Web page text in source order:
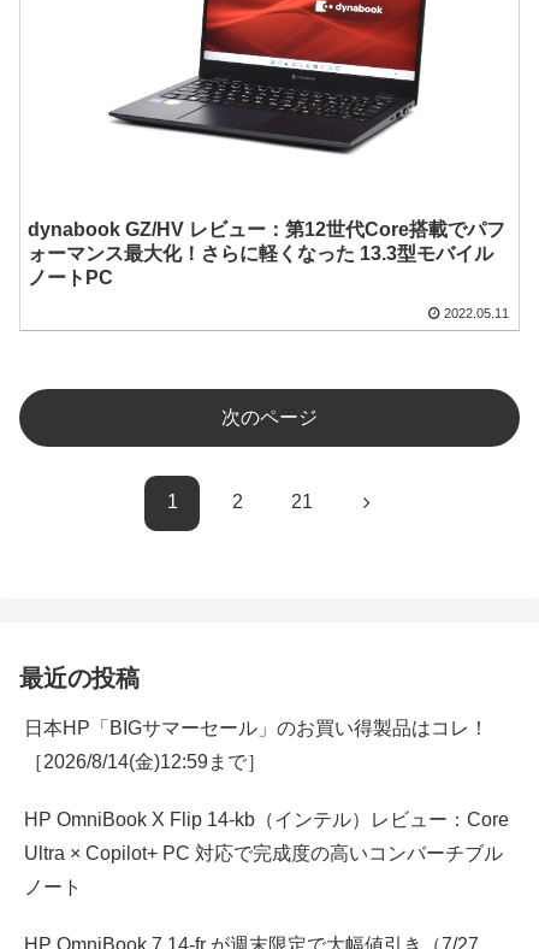
dynabook GZ/HV レビュー：第12世代Core搭載でパフ
ォーマンス最大化！さらに軽くなった 13.3型モバイル
ノートPC
2022.05.11
次のページ
1 2 21 次
最近の投稿
日本HP「BIGサマーセール」のお買い得製品はコレ！
［2026/8/14(金)12:59まで］
HP OmniBook X Flip 14-kb（インテル）レビュー：Core
Ultra × Copilot+ PC 対応で完成度の高いコンバーチブル
ノート
HP OmniBook 7 14-fr が週末限定で大幅値引き（7/27